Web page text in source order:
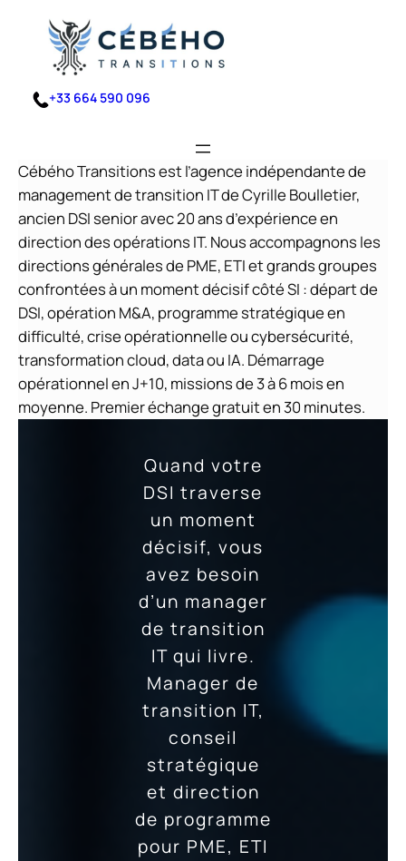
contenu
+33 664 590 096
Cébého Transitions est l’agence indépendante de
management de transition IT de Cyrille Boulletier,
ancien DSI senior avec 20 ans d’expérience en
direction des opérations IT. Nous accompagnons les
directions générales de PME, ETI et grands groupes
confrontées à un moment décisif côté SI : départ de
DSI, opération M&A, programme stratégique en
difficulté, crise opérationnelle ou cybersécurité,
transformation cloud, data ou IA. Démarrage
opérationnel en J+10, missions de 3 à 6 mois en
moyenne. Premier échange gratuit en 30 minutes.
Quand votre
DSI traverse
un moment
décisif, vous
avez besoin
d’un manager
de transition
IT qui livre.
Manager de
transition IT,
conseil
stratégique
et direction
de programme
pour PME, ETI